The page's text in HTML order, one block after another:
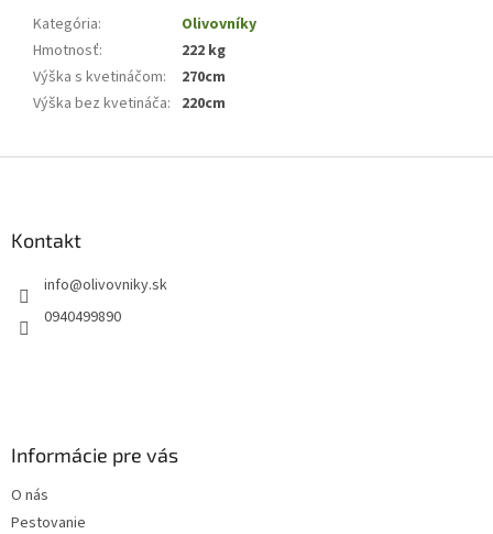
Kategória:
Olivovníky
Hmotnosť:
222 kg
Výška s kvetináčom:
270cm
Výška bez kvetináča: 220cm
Kontakt
info@olivovniky.sk
0940499890
Informácie pre vás
O nás
Pestovanie